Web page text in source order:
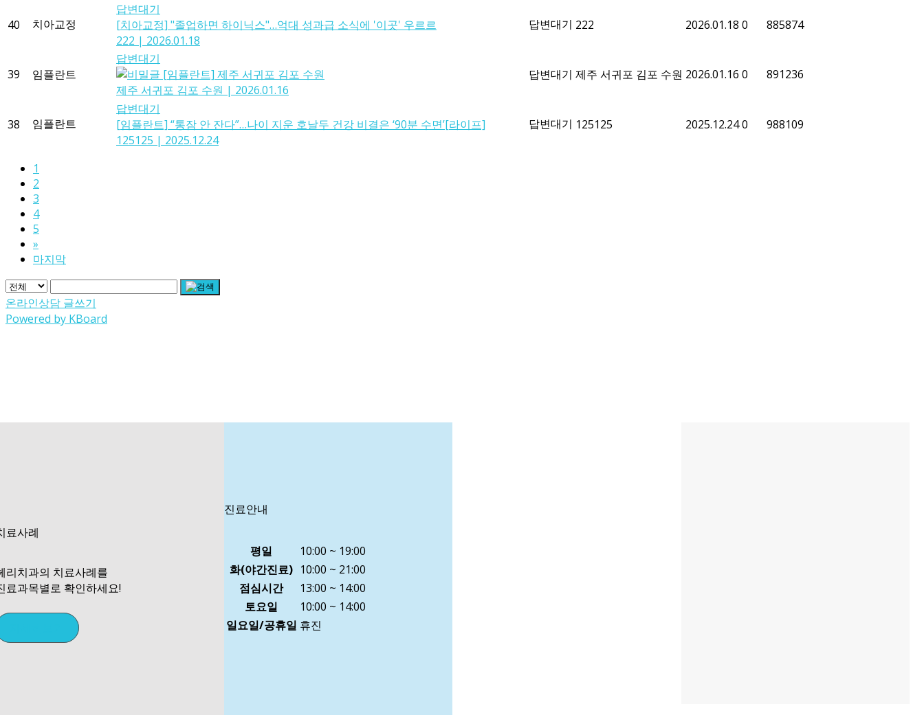
40 치아교정
답변대기
[치아교정] "졸업하면 하이닉스"…억대 성과급 소식에 '이곳' 우르르
222 | 2026.01.18
답변대기 222 2026.01.18 0 885874
39 임플란트
답변대기
[임플란트] 제주 서귀포 김포 수원
제주 서귀포 김포 수원 | 2026.01.16
답변대기 제주 서귀포 김포 수원 2026.01.16 0 891236
38 임플란트
답변대기
[임플란트] “통잠 안 잔다”…나이 지운 호날두 건강 비결은 ‘90분 수면’[라이프]
125125 | 2025.12.24
답변대기 125125 2025.12.240 988109
1
2
3
4
5
»
마지막
온라인상담 글쓰기
Powered by KBoard
료사례
리치과의 치료사례를
료과목별로 확인하세요!
진료안내
평일
10:00 ~ 19:00
화(야간진료) 10:00 ~ 21:00
점심시간
13:00 ~ 14:00
토요일
10:00 ~ 14:00
일요일/공휴일 휴진